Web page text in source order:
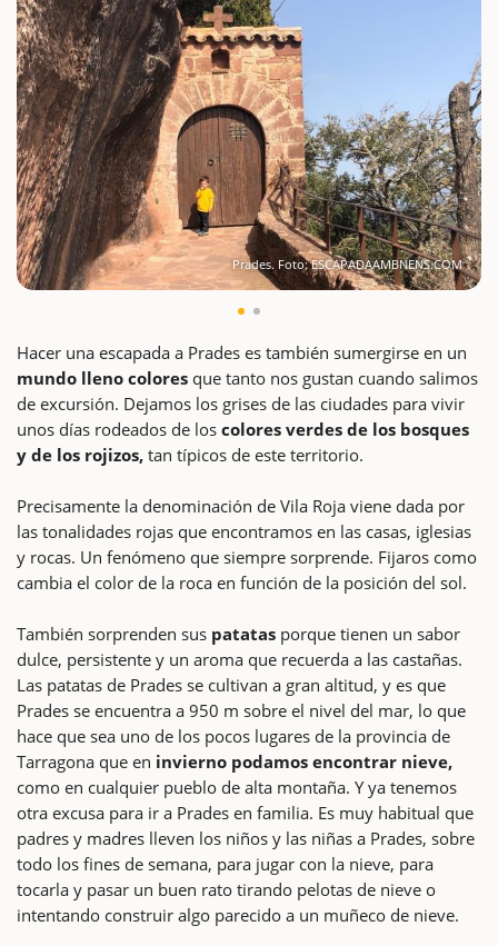
Prades. Foto: ESCAPADAAMBNENS.COM
Hacer una escapada a Prades es también sumergirse en un
mundo lleno colores que tanto nos gustan cuando salimos
de excursión. Dejamos los grises de las ciudades para vivir
unos días rodeados de los colores verdes de los bosques
y de los rojizos, tan típicos de este territorio.
Precisamente la denominación de Vila Roja viene dada por
las tonalidades rojas que encontramos en las casas, iglesias
y rocas. Un fenómeno que siempre sorprende. Fijaros como
cambia el color de la roca en función de la posición del sol.
También sorprenden sus patatas porque tienen un sabor
dulce, persistente y un aroma que recuerda a las castañas.
Las patatas de Prades se cultivan a gran altitud, y es que
Prades se encuentra a 950 m sobre el nivel del mar, lo que
hace que sea uno de los pocos lugares de la provincia de
Tarragona que en invierno podamos encontrar nieve,
como en cualquier pueblo de alta montaña. Y ya tenemos
otra excusa para ir a Prades en familia. Es muy habitual que
padres y madres lleven los niños y las niñas a Prades, sobre
todo los fines de semana, para jugar con la nieve, para
tocarla y pasar un buen rato tirando pelotas de nieve o
intentando construir algo parecido a un muñeco de nieve.